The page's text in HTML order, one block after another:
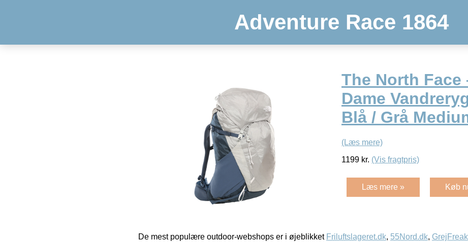
Adventure Race 1864
The North Face
Dame
Blå / Grå
(Læs mere)
1199 kr. (Vis fragtpris)
Læs mere » Køb
De mest populære outdoor-webshops er i øjeblikket Friluftslageret.dk, 55Nord.dk,